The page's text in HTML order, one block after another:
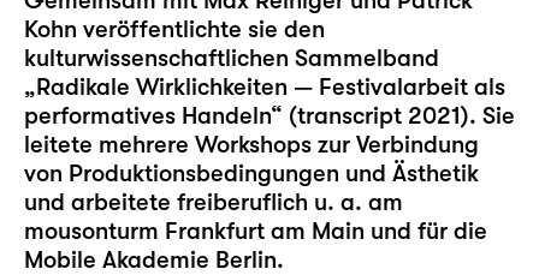
Kohn veröffentlichte sie den
kulturwissenschaftlichen Sammelband
„Radikale Wirklichkeiten — Festivalarbeit als
performatives Handeln“ (transcript 2021). Sie
leitete mehrere Workshops zur Verbindung
von Produktionsbedingungen und Ästhetik
und arbeitete freiberuflich u. a. am
mousonturm Frankfurt am Main und für die
Mobile Akademie Berlin.